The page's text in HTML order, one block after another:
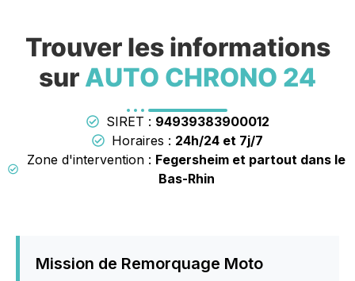
Trouver les informations
sur AUTO CHRONO 24
SIRET : 94939383900012
Horaires : 24h/24 et 7j/7
Zone d'intervention : Fegersheim et partout dans le
Bas-Rhin
Mission de Remorquage Moto